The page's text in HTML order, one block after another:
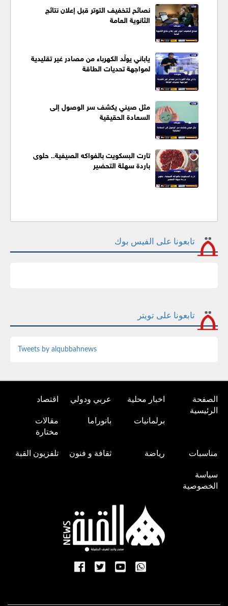
نصائح لتخفيف التوتر قبل إعلان نتائج
الثانوية العامة
ياباني يولّد الكهرباء من مصادر غير تقليدية
لمواجهة تحديات الطاقة
مثل صيني يكشف سر الوصول إلى
السعادة الحقيقية
تارت البسكويت بالفواكه الصيفية.. حلوى
باردة سهلة التحضير
تابعونا على الفيس بوك
تابعونا على تويتر
Tweets by alqubbahnews
الصفحة
الرئيسية
اخبار محلية عربي ودولي اقتصاد
برلمانيات بانوراما
مقالات
مختارة
مناسبات رياضة ثقافة و فنون تلفزيون القبة
سياسة
الخصوصية